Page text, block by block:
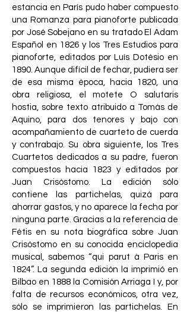
estancia en París pudo haber compuesto
una Romanza para pianoforte publicada
por José Sobejano en su tratado El Adam
Español en 1826 y los Tres Estudios para
pianoforte, editados por Luís Dotésio en
1890. Aunque difícil de fechar, pudiera ser
de esa misma época, hacia 1820, una
obra religiosa, el motete O salutaris
hostia, sobre texto atribuido a Tomás de
Aquino, para dos tenores y bajo con
acompañamiento de cuarteto de cuerda
y contrabajo. Su obra siguiente, los Tres
Cuartetos dedicados a su padre, fueron
compuestos hacia 1823 y editados por
Juan Crisóstomo. La edición sólo
contiene las partichelas, quizá para
ahorrar gastos, y no aparece la fecha por
ninguna parte. Gracias a la referencia de
Fétis en su nota biográfica sobre Juan
Crisóstomo en su conocida enciclopedia
musical, sabemos “qui parut à Paris en
1824”. La segunda edición la imprimió en
Bilbao en 1888 la Comisión Arriaga I y, por
falta de recursos económicos, otra vez,
sólo se imprimieron las partichelas. En